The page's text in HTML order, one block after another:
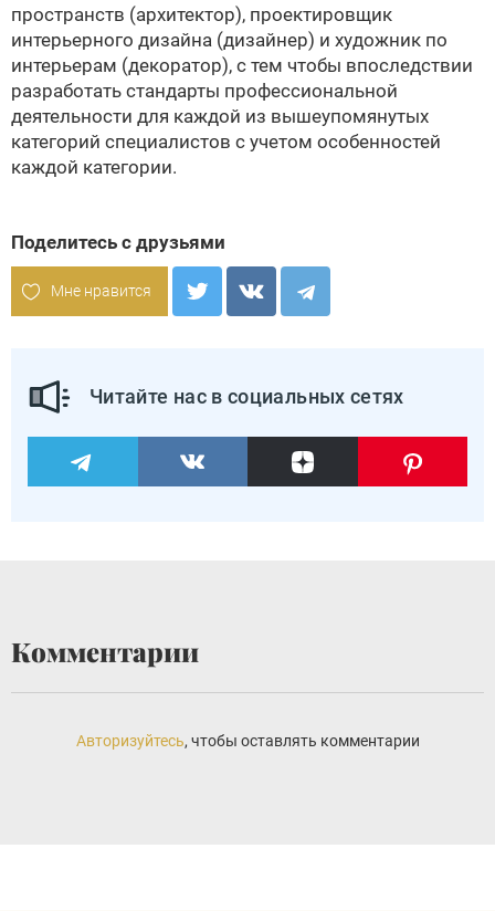
пространств (архитектор), проектировщик
интерьерного дизайна (дизайнер) и художник по
интерьерам (декоратор), с тем чтобы впоследствии
разработать стандарты профессиональной
деятельности для каждой из вышеупомянутых
категорий специалистов с учетом особенностей
каждой категории.
Поделитесь с друзьями
Мне нравится
Читайте нас в социальных сетях
Комментарии
Авторизуйтесь, чтобы оставлять комментарии